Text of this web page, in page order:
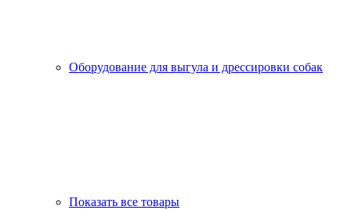
Оборудование для выгула и дрессировки собак
Показать все товары